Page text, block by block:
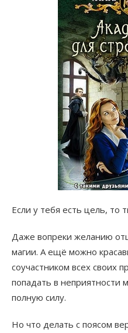
Если у тебя есть цель, то
Даже вопреки желанию
магии. А ещё можно
соучастником всех своих
попадать в неприятности
полную силу.
Но что делать с поясом